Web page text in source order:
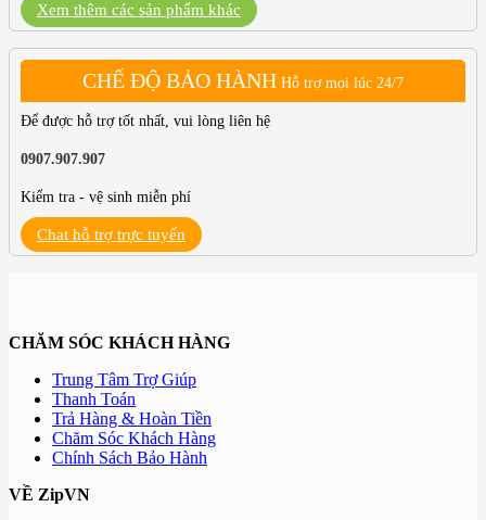
Xem thêm các sản phẩm khác
CHẾ ĐỘ BẢO HÀNH Hỗ trợ mọi lúc 24/7
Để được hỗ trợ tốt nhất, vui lòng liên hệ
0907.907.907
Kiểm tra - vệ sinh miễn phí
Chat hỗ trợ trực tuyến
CHĂM SÓC KHÁCH HÀNG
Trung Tâm Trợ Giúp
Thanh Toán
Trả Hàng & Hoàn Tiền
Chăm Sóc Khách Hàng
Chính Sách Bảo Hành
VỀ ZipVN